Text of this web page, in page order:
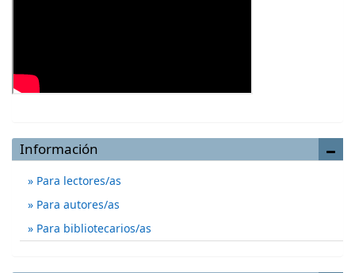
Información
Para lectores/as
Para autores/as
Para bibliotecarios/as